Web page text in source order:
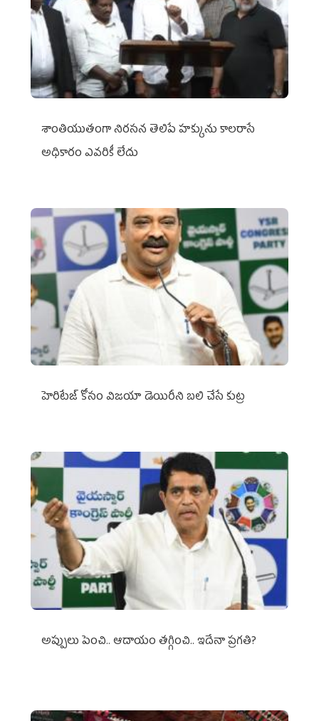
శాంతియుతంగా నిరసన తెలిపే హక్కును కాలరాసే
అధికారం ఎవరికీ లేదు
హెరిటేజ్ కోసం విజయా డెయిరీని బలి చేసే కుట్ర‌
అప్పులు పెంచి.. ఆదాయం తగ్గించి.. ఇదేనా ప్రగతి?